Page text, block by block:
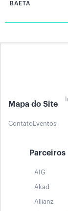
BAETA
Mapa do Site
ContatoEventos
Parceiros
AIG
Akad
Allianz